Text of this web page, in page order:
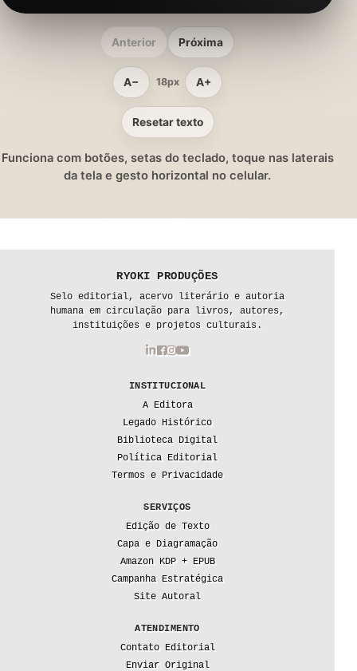
Anterior Próxima
A− 18px A+
Resetar texto
Funciona com botões, setas do teclado, toque nas laterais
da tela e gesto horizontal no celular.
RYOKI PRODUÇÕES
Selo editorial, acervo literário e autoria
humana em circulação para livros, autores,
instituições e projetos culturais.
INSTITUCIONAL
A Editora
Legado Histórico
Biblioteca Digital
Política Editorial
Termos e Privacidade
SERVIÇOS
Edição de Texto
Capa e Diagramação
Amazon KDP + EPUB
Campanha Estratégica
Site Autoral
ATENDIMENTO
Contato Editorial
Enviar Original